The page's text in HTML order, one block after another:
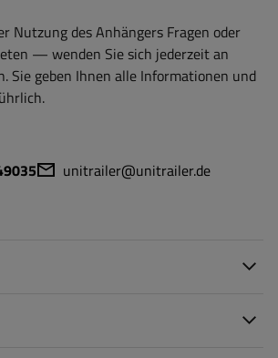
Nutzung des Anhängers Fragen oder
— wenden Sie sich jederzeit an
Sie geben Ihnen alle Informationen und
unitrailer@unitrailer.de